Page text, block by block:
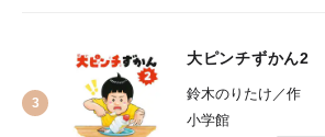
大ピンチずかん2
鈴木のりたけ／作
小学館